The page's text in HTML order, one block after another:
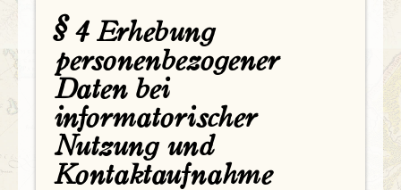
§ 4 Erhebung
personenbezogener
Daten bei
informatorischer
Nutzung und
Kontaktaufnahme